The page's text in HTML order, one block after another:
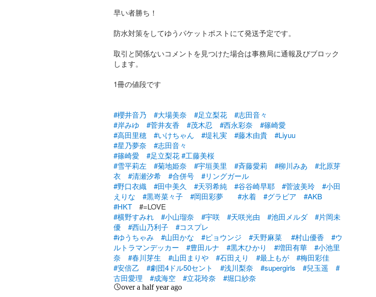
早い者勝ち！
防水対策をしてゆうパケットポストにて発送予定です。
取引と関係ないコメントを見つけた場合は事務局に通報及びブロック
します。
1冊の値段です
#櫻井音乃 #大場美奈 #足立梨花
#志田音々
#岸みゆ
#菅井友香 #茂木忍 #西永彩奈
#篠崎愛
#高田里穂
#いけちゃん #堤礼実 #藤木由貴
#Liyuu
#星乃夢奈
#志田音々
#篠崎愛
#足立梨花 #工藤美桜
#雪平莉左
#菊地姫奈 #宇垣美里 #斉藤愛莉 #柳川みあ
#北原芽
衣
#清瀬汐希 #合併号
#リングガール
#野口衣織
#田中美久 #天羽希純 #谷谷崎早耶 #菅波美玲
#小田
えりな
#黒嵜菜々子 #岡田彩夢 #水着 #グラビア
#AKB
#HKT
#横野すみれ
#小山瑠奈 #宇咲 #天咲光由 #池田メルダ
#片岡未
優
#西山乃利子
#コスプレ
#ゆうちゃみ
#山田かな #ピョウンジ #天野麻菜 #村山優香
#ウ
ルトラマンデッカー
#豊田ルナ #黒木ひかり #増田有華
#小池里
奈
#春川芽生 #山田まりや #石田えり #最上もが
#梅田彩佳
#安倍乙
#劇団4ドル50セント #浅川梨奈 #supergirls #兒玉遥
#
古田愛理
#成海空 #立花玲奈 #堀口紗奈
over a half year ago